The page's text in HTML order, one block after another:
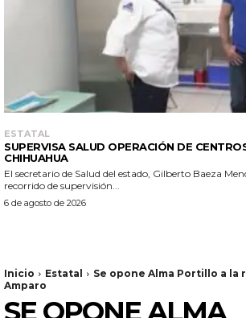
ESTATAL
SUPERVISA SALUD OPERACIÓN DE
CHIHUAHUA
El secretario de Salud del estado, Gilberto Baeza
recorrido de supervisión...
6 de agosto de 2026